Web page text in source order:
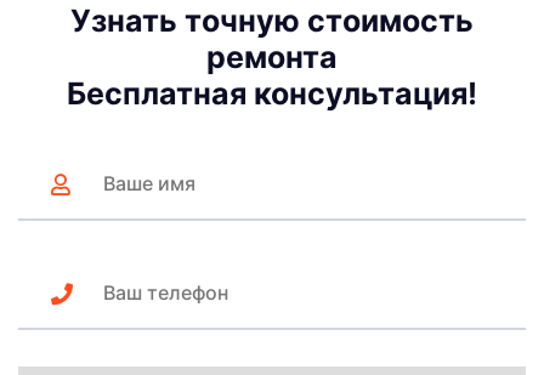
Узнать точную стоимость
ремонта
Бесплатная консультация!